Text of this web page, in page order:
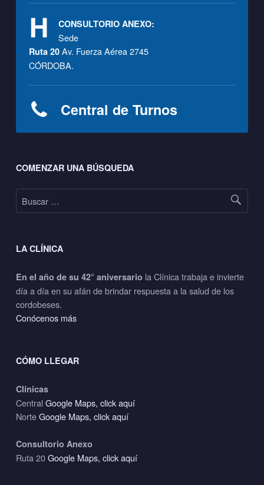
CONSULTORIO ANEXO:
Sede
Ruta 20Av. Fuerza Aérea 2745
CÓRDOBA.
Central de Turnos
COMENZAR UNA BÚSQUEDA
Buscar:
LA CLÍNICA
En el año de su 42° aniversario la Clínica trabaja e invierte
día a día en su afán de brindar respuesta a la salud de los
cordobeses.
Conócenos más
CÓMO LLEGAR
Clínicas
CentralGoogle Maps, click aquí
NorteGoogle Maps, click aquí
Consultorio Anexo
Ruta 20Google Maps, click aquí